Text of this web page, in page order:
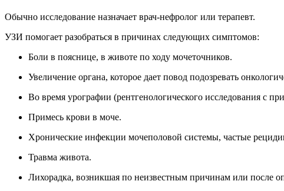
Обычно исследование назначает врач-нефролог или терапевт.
УЗИ помогает разобраться в причинах следующих симптомов:
Боли в пояснице, в животе по ходу мочеточников.
Увеличение органа, которое дает повод подозревать
Во время урографии (рентгенологического исследования с
Примесь крови в моче.
Хронические инфекции мочеполовой системы, частые
Травма живота.
Лихорадка, возникшая по неизвестным причинам или после